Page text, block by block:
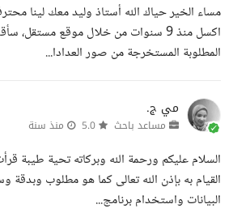
مساء الخير حياك الله أستاذ وليد معك لينا
اكسل منذ 9 سنوات من خلال موقع مستقل،
المطلوبة المستخرجة من صور العدادا...
مي ج.
مساعد باحث منذ سنة
السلام عليكم ورحمة الله وبركاته تحية طيبة
القيام به بإذن الله تعالى كما هو مطلوب
البيانات واستخدام برنامج...